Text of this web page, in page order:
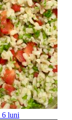
6 luni